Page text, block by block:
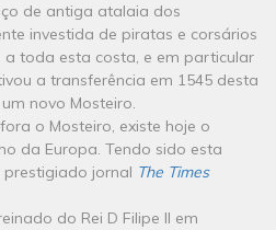
de antiga atalaia dos
investida de piratas e corsários
toda esta costa, e em particular
a transferência em 1545 desta
novo Mosteiro.
o Mosteiro, existe hoje o
da Europa. Tendo sido esta
jornal The Times
do Rei D Filipe II em